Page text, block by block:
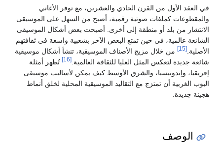
في العقد الأول من القرن الحادي والعشرين، مع توفر الأغاني
والمقطوعات كملفات صوتية رقمية، أصبح من السهل على الموسيقى
الانتشار من بلد أو منطقة إلى أخرى. أصبحت بعض أشكال الموسيقى
الشائعة عالمية، في حين تمتع البعض الآخر بشعبية واسعة في ثقافتهم
الأصلية. [15]
من خلال مزيج الأصناف الموسيقية، تنشأ أشكال موسيقية
شائعة جديدة لتعكس المثل العليا للثقافة العالمية. [16]
تُظهر أمثلة
إفريقيا، وإندونيسيا، والشرق الأوسط كيف يمكن لأساليب موسيقى
البوب الغربية أن تمتزج مع التقاليد الموسيقية المحلية لخلق أنماط
هجينة جديدة.
الوصف